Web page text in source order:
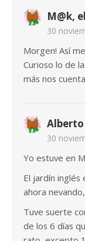
M@k,
30
Morgen! Así
Curioso lo de
más nos
Alberto
30
Yo estuve en
El jardín inglés
ahora
Tuve suerte
de los 6 días